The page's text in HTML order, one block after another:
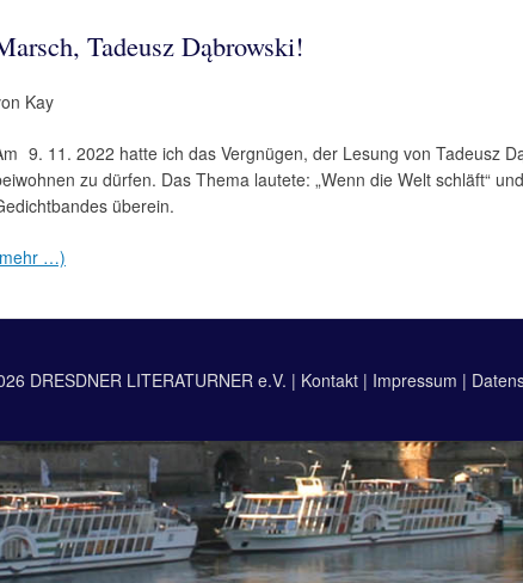
Tadeusz Dąbrowski!
Kay
9. 11. 2022 hatte ich das Vergnügen, der Lesung von Tadeusz
zu dürfen. Das Thema lautete: „Wenn die Welt schläft“
überein.
…)
DRESDNER LITERATURNER e.V. | Kontakt| Impressum |